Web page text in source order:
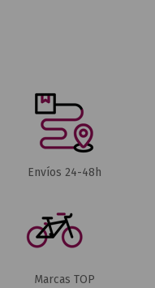
Envíos 24-48h
Marcas TOP